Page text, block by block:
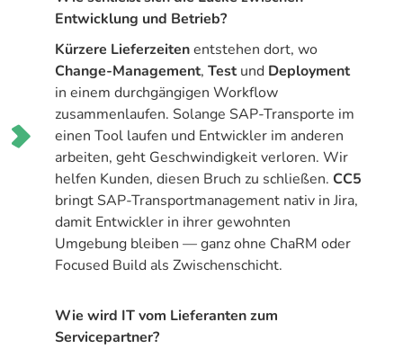
Entwicklung und Betrieb?
Kürzere Lieferzeitenentstehen dort, wo
Change-Management, Testund Deployment
in einem durchgängigen Workflow
zusammenlaufen. Solange SAP-Transporte im
einen Tool laufen und Entwickler im anderen
arbeiten, geht Geschwindigkeit verloren. Wir
helfen Kunden, diesen Bruch zu schließen. CC5
bringt SAP-Transportmanagement nativ in Jira,
damit Entwickler in ihrer gewohnten
Umgebung bleiben — ganz ohne ChaRM oder
Focused Build als Zwischenschicht.
Wie wird IT vom Lieferanten zum
Servicepartner?